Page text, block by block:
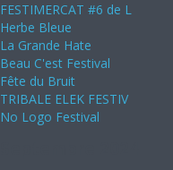
FESTIMERCAT #6 de L
Herbe Bleue
La Grande Hate
Beau C'est Festival
Fête du Bruit
TRIBALE ELEK FESTIV
No Logo Festival